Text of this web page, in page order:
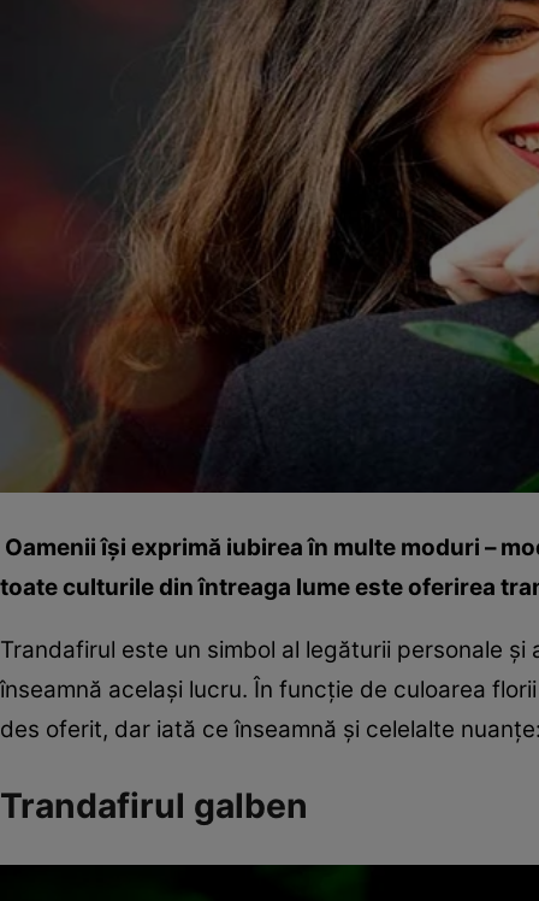
Oamenii îşi exprimă iubirea în multe moduri –
toate culturile din întreaga lume este oferirea
Trandafirul este un simbol al legăturii personale
înseamnă acelaşi lucru. În funcţie de culoarea
des oferit, dar iată ce înseamnă şi celelalte
Trandafirul galben